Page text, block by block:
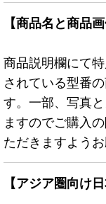
【商品名と商品
商品説明欄にて
されている型番
す。一部、写真
ますのでご購入
ただきますよう
【アジア圏向け